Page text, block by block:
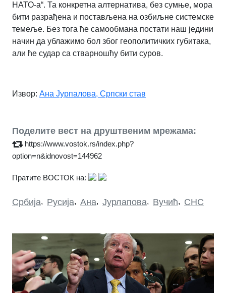
НАТО-а“. Та конкретна алтернатива, без сумње, мора
бити разрађена и постављена на озбиљне системске
темеље. Без тога ће самообмана постати наш једини
начин да ублажимо бол због геополитичких губитака,
али ће судар са стварношћу бити суров.
Извор: Ана Јурпалова, Српски став
Поделите вест на друштвеним мрежама:
https://www.vostok.rs/index.php?
option=n&idnovost=144962
Пратите ВОСТОК на:
Србија, Русија, Ана, Јурлапова, Вучић, СНС